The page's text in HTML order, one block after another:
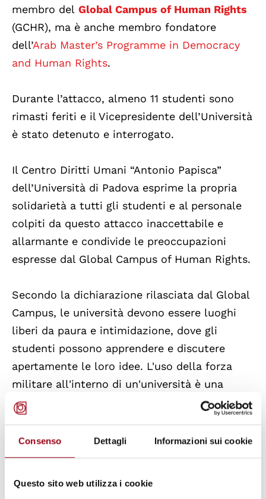
Consenso Dettagli Informazioni sui cookie
Questo sito web utilizza i cookie
membro del Global Campus of Human Rights
(GCHR), ma è anche membro fondatore
dell’Arab Master’s Programme in Democracy
and Human Rights.
Durante l’attacco, almeno 11 studenti sono
rimasti feriti e il Vicepresidente dell’Università
è stato detenuto e interrogato.
Il Centro Diritti Umani “Antonio Papisca”
dell’Università di Padova esprime la propria
solidarietà a tutti gli studenti e al personale
colpiti da questo attacco inaccettabile e
allarmante e condivide le preoccupazioni
espresse dal Global Campus of Human Rights.
Secondo la dichiarazione rilasciata dal Global
Campus, le università devono essere luoghi
liberi da paura e intimidazione, dove gli
studenti possono apprendere e discutere
apertamente le loro idee. L'uso della forza
militare all'interno di un'università è una
violazione inaccettabile del diritto
fondamentale all'istruzione, della libertà
accademica e dell'autonomia universitaria.
trasparente e indipendente sull'operazione